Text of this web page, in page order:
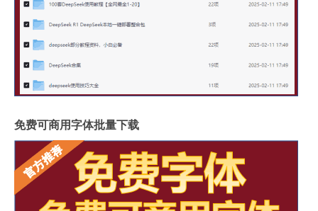
免费可商用字体批量下载